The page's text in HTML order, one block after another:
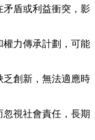
矛盾或利益衝突，影
權力傳承計劃，可能
乏創新，無法適應時
視社會責任，長期